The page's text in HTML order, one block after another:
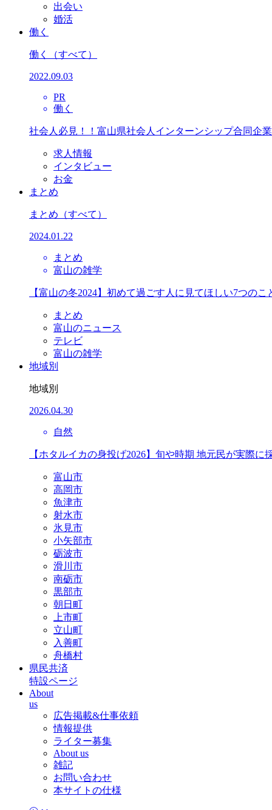
出会い
婚活
働く
働く （すべて）
2022.09.03
PR
働く
社会人必見！！富山県社会人インターンシップ合同企
求人情報
インタビュー
お金
まとめ
まとめ （すべて）
2024.01.22
まとめ
富山の雑学
【富山の冬2024】初めて過ごす人に見てほしい7つのこ
まとめ
富山のニュース
テレビ
富山の雑学
地域別
地域別
2026.04.30
自然
【ホタルイカの身投げ2026】旬や時期 地元民が実際に
富山市
高岡市
魚津市
射水市
氷見市
小矢部市
砺波市
滑川市
南砺市
黒部市
朝日町
上市町
立山町
入善町
舟橋村
県民共済
特設ページ
About
us
広告掲載&仕事依頼
情報提供
ライター募集
About us
雑記
お問い合わせ
本サイトの仕様